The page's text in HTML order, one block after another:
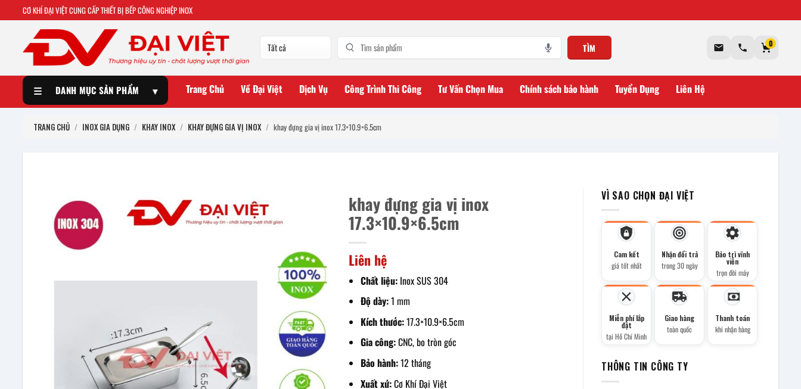
CƠ KHÍ ĐẠI VIỆT CUNG CẤP THIẾT BỊ BẾP CÔNG NGHIỆP INOX
TÌM 0
☰ DANH MỤC SẢN PHẨM ▾ Trang Chủ Về Đại Việt Dịch Vụ Công Trình Thi Công Tư Vấn Chọn Mua Chính sách bảo hành Tuyển Dụng Liên Hệ
TRANG CHỦ / INOX GIA DỤNG / KHAY INOX / KHAY ĐỰNG GIA VỊ INOX / khay đựng gia vị inox 17.3×10.9×6.5cm
khay đựng gia vị inox
17.3×10.9×6.5cm
Liên hệ
Chất liệu: Inox SUS 304
Độ dày:1 mm
Kích thước:17.3×10.9×6.5cm
Gia công:CNC, bo tròn góc
Bảo hành:12 tháng
Xuất xứ:Cơ Khí Đại Việt
VÌ SAO CHỌN ĐẠI VIỆT
Cam kết
giá tốt nhất
Nhận đổi trả
trong 30 ngày
Bảo trì vĩnh
viễn
trọn đời máy
Miễn phí lắp
đặt
tại Hồ Chí Minh
Giao hàng
toàn quốc
Thanh toán
khi nhận hàng
THÔNG TIN CÔNG TY